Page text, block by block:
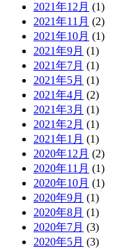
2021年12月 (1)
2021年11月 (2)
2021年10月 (1)
2021年9月 (1)
2021年7月 (1)
2021年5月 (1)
2021年4月 (2)
2021年3月 (1)
2021年2月 (1)
2021年1月 (1)
2020年12月 (2)
2020年11月 (1)
2020年10月 (1)
2020年9月 (1)
2020年8月 (1)
2020年7月 (3)
2020年5月 (3)